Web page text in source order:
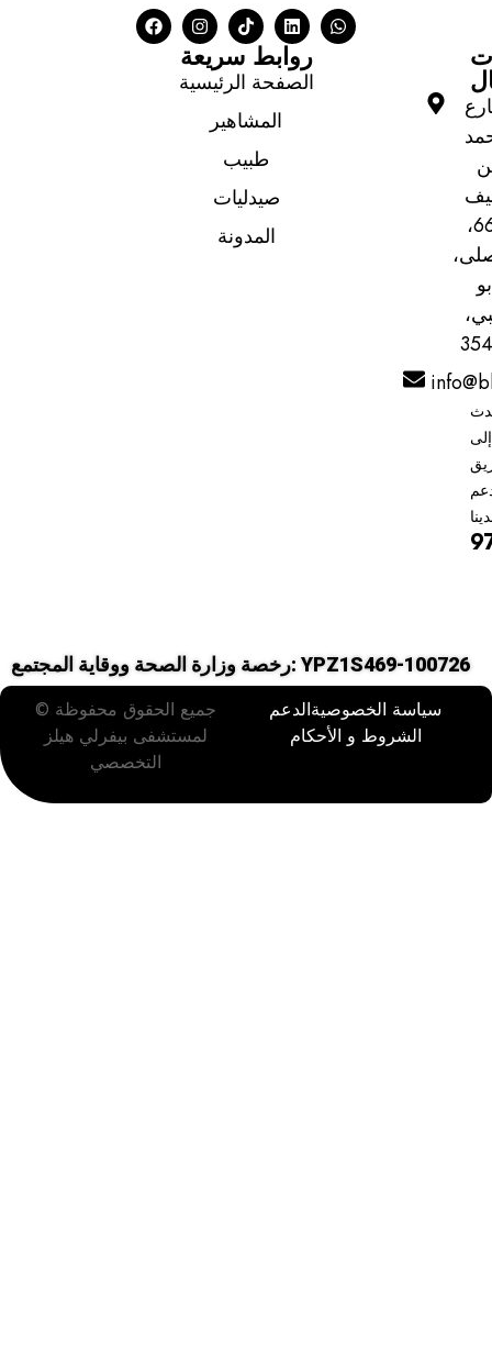
روابط سريعة
الصفحة الرئيسية
المشاهير
طبيب
صيدليات
المدونة
669،
إلى
رخصة وزارة الصحة ووقاية المجتمع: YPZ1S469-100726
جميع الحقوق محفوظة ©
لمستشفى بيفرلي هيلز
التخصصي
الدعمسياسة الخصوصية
الشروط و الأحكام